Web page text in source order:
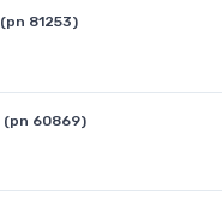
(pn 81253)
(pn 60869)